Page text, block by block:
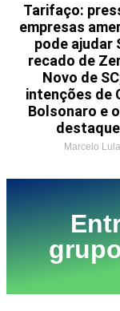
Tarifaço:
empresas
pode ajudar
recado de
Novo de
intenções de
Bolsonaro e
Marcelo Lula